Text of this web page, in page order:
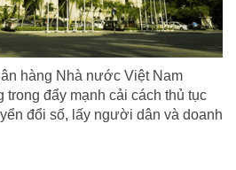
hàng Nhà nước Việt Nam
trong đẩy mạnh cải cách thủ tục
đổi số, lấy người dân và doanh